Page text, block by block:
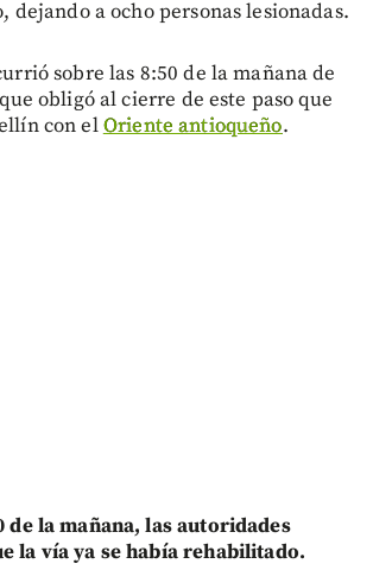
a ocho personas lesionadas.
sobre las 8:50 de la mañana de
obligó al cierre de este paso que
con elOriente antioqueño.
de la mañana, las autoridades
la vía ya se había rehabilitado.